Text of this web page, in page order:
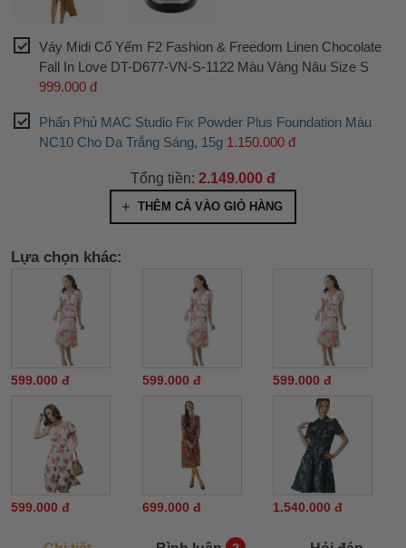
Váy Midi Cổ Yếm F2 Fashion & Freedom Linen Chocolate
Fall In Love DT-D677-VN-S-1122 Màu Vàng Nâu Size S
999.000 đ
Phấn Phủ MAC Studio Fix Powder Plus Foundation Màu
NC10 Cho Da Trắng Sáng, 15g 1.150.000 đ
Tổng tiền: 2.149.000 đ
THÊM CẢ VÀO GIỎ HÀNG
Lựa chọn khác:
599.000 đ 599.000 đ 599.000 đ
599.000 đ 699.000 đ 1.540.000 đ